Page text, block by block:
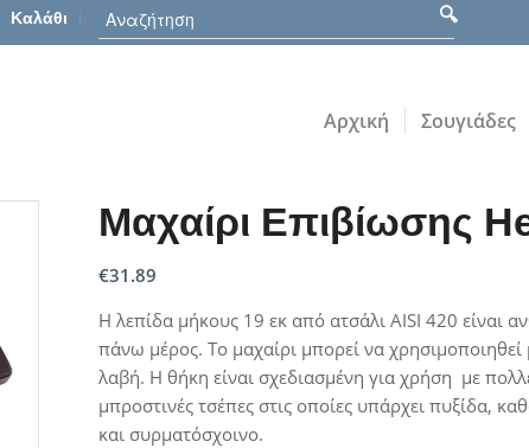
Καλάθι
Αρχική Σουγιάδες
Μαχαίρι Επιβίωσης
€31.89
Η λεπίδα μήκους 19 εκ από ατσάλι AISI 420 είναι
πάνω μέρος. Το μαχαίρι μπορεί να
λαβή. Η θήκη είναι σχεδιασμένη για χρήση με
μπροστινές τσέπες στις οποίες υπάρχει πυξίδα,
και συρματόσχοινο.